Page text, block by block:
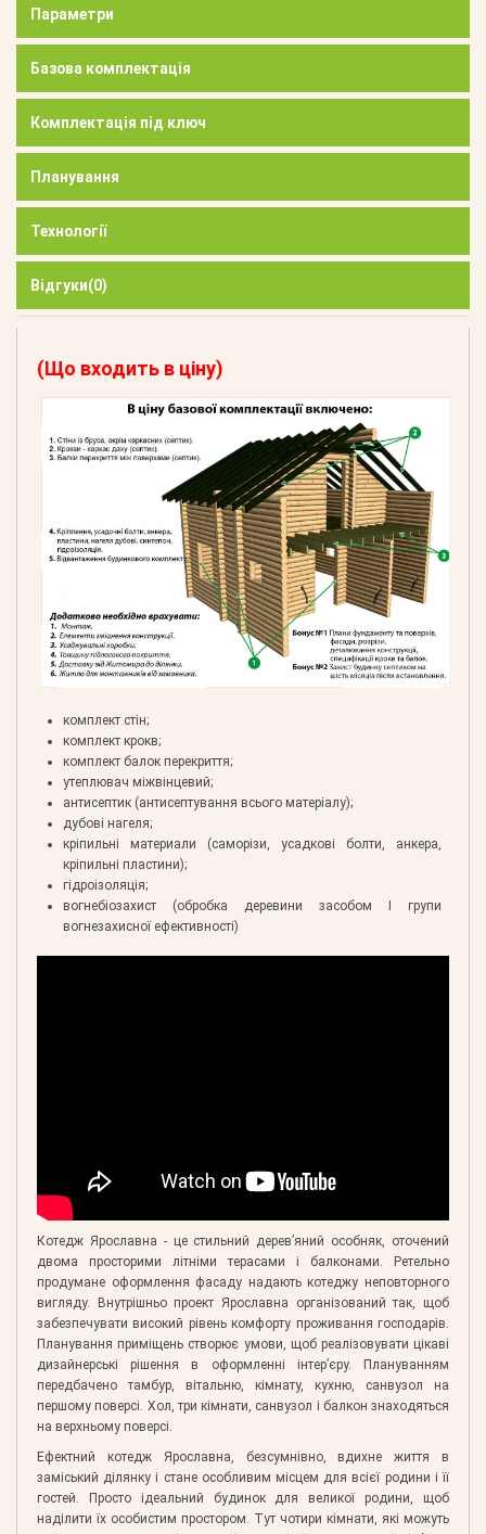
Параметри
Базова комплектація
Комплектація під ключ
Планування
Технології
Відгуки(0)
(Що входить в ціну)
комплект стін;
комплект крокв;
комплект балок перекриття;
утеплювач міжвінцевий;
антисептик (антисептування всього матеріалу);
дубові нагеля;
кріпильні материали (саморізи, усадкові болти, анкера,
кріпильні пластини);
гідроізоляція;
вогнебіозахист (обробка деревини засобом І групи
вогнезахисної ефективності)
Котедж Ярославна - це стильний дерев’яний особняк, оточений
двома просторими літніми терасами і балконами. Ретельно
продумане оформлення фасаду надають котеджу неповторного
вигляду. Внутрішньо проект Ярославна організований так, щоб
забезпечувати високий рівень комфорту проживання господарів.
Планування приміщень створює умови, щоб реалізовувати цікаві
дизайнерські рішення в оформленні інтер’єру. Плануванням
передбачено тамбур, вітальню, кімнату, кухню, санвузол на
першому поверсі. Хол, три кімнати, санвузол і балкон знаходяться
на верхньому поверсі.
Ефектний котедж Ярославна, безсумнівно, вдихне життя в
заміський ділянку і стане особливим місцем для всієї родини і її
гостей. Просто ідеальний будинок для великої родини, щоб
наділити їх особистим простором. Тут чотири кімнати, які можуть